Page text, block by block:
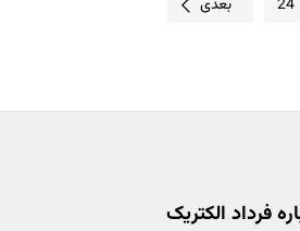
24 بعدی
فرداد الکتریک